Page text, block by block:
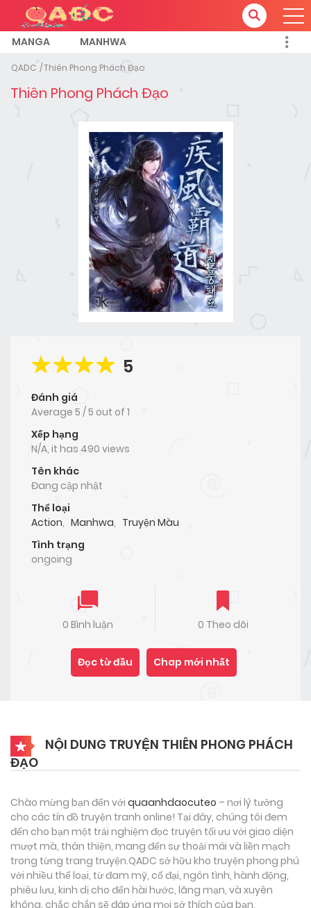
MANGA MANHWA
QADC Thiên Phong Phách Đạo
Thiên Phong Phách Đạo
5
Đánh giá
Average 5 /5 out of 1
Xếp hạng
N/A, it has 490 views
Tên khác
Đang cập nhật
Thể loại
Action, Manhwa, Truyện Màu
Tình trạng
ongoing
0 Bình luận 0 Theo dõi
Đọc từ đầu Chap mới nhất
NỘI DUNG TRUYỆN THIÊN PHONG PHÁCH
ĐẠO
Chào mừng bạn đến với quaanhdaocuteo – nơi lý tưởng
cho các tín đồ truyện tranh online! Tại đây, chúng tôi đem
đến cho bạn một trải nghiệm đọc truyện tối ưu với giao diện
mượt mà, thân thiện, mang đến sự thoải mái và liền mạch
trong từng trang truyện.QADC sở hữu kho truyện phong phú
với nhiều thể loại, từ đam mỹ, cổ đại, ngôn tình, hành động,
phiêu lưu, kinh dị cho đến hài hước, lãng mạn, và xuyên
không, chắc chắn sẽ đáp ứng mọi sở thích của bạn.